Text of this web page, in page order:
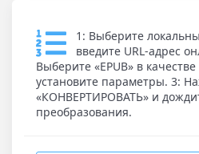
1: Выберите
введите URL-адрес
Выберите «EPUB» в
установите параметры. 3:
«КОНВЕРТИРОВАТЬ» и
преобразования.